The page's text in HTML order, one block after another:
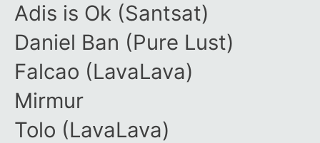
Adis is Ok (Santsat)
Daniel Ban (Pure Lust)
Falcao (LavaLava)
Mirmur
Tolo (LavaLava)